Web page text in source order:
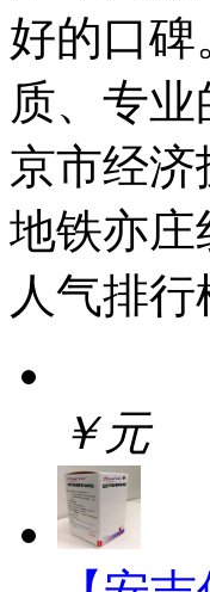
好的口
质、专
京市经济
地铁亦庄
人气排行
￥元